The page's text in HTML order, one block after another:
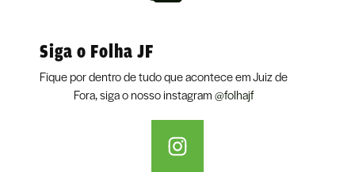
Siga o Folha JF
Fique por dentro de tudo que acontece em Juiz de
Fora, siga o nosso instagram@folhajf